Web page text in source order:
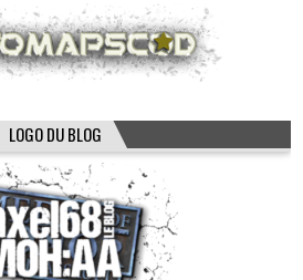
LOGO DU BLOG